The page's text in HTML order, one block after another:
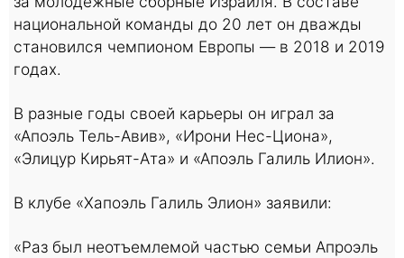
национальной команды до 20 лет он дважды
становился чемпионом Европы — в 2018 и 2019
годах.
В разные годы своей карьеры он играл за
«Апоэль Тель-Авив», «Ирони Нес-Циона»,
«Элицур Кирьят-Ата» и «Апоэль Галиль Илион».
В клубе «Хапоэль Галиль Элион» заявили:
«Раз был неотъемлемой частью семьи Апроэль